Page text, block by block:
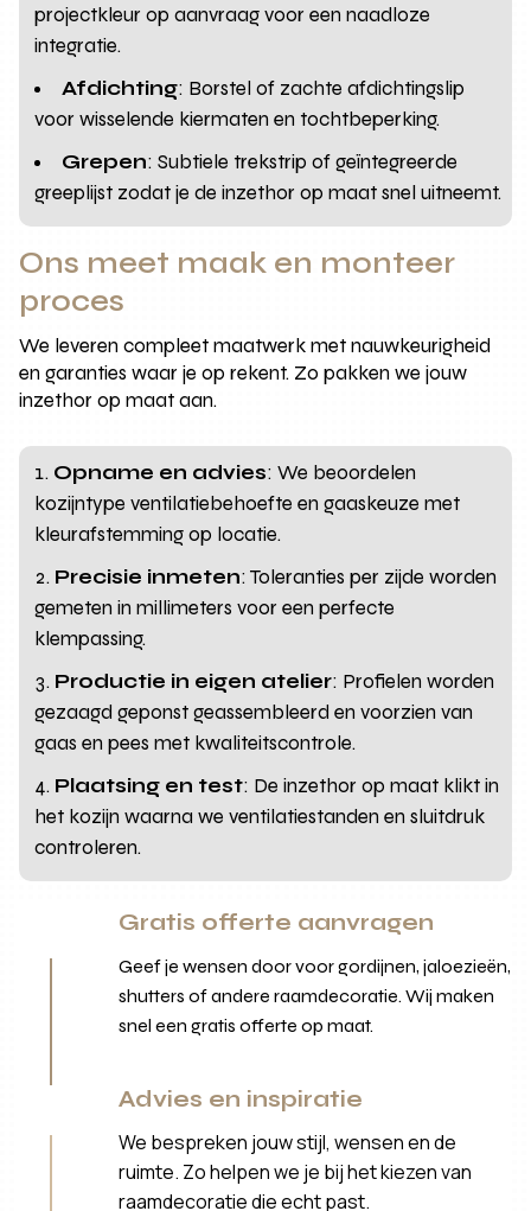
projectkleur op aanvraag voor een naadloze
integratie.
Afdichting: Borstel of zachte afdichtingslip
voor wisselende kiermaten en tochtbeperking.
Grepen: Subtiele trekstrip of geïntegreerde
greeplijst zodat je de inzethor op maat snel uitneemt.
Ons meet maak en monteer
proces
We leveren compleet maatwerk met nauwkeurigheid
en garanties waar je op rekent. Zo pakken we jouw
inzethor op maat aan.
Opname en advies: We beoordelen
kozijntype ventilatiebehoefte en gaaskeuze met
kleurafstemming op locatie.
Precisie inmeten: Toleranties per zijde worden
gemeten in millimeters voor een perfecte
klempassing.
Productie in eigen atelier: Profielen worden
gezaagd geponst geassembleerd en voorzien van
gaas en pees met kwaliteitscontrole.
Plaatsing en test: De inzethor op maat klikt in
het kozijn waarna we ventilatiestanden en sluitdruk
controleren.
Gratis offerte aanvragen
Geef je wensen door voor gordijnen, jaloezieën,
shutters of andere raamdecoratie. Wij maken
snel een gratis offerte op maat.
Advies en inspiratie
We bespreken jouw stijl, wensen en de
ruimte. Zo helpen we je bij het kiezen van
raamdecoratie die echt past.